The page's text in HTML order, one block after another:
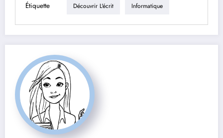
Étiquette Découvrir L'écrit Informatique